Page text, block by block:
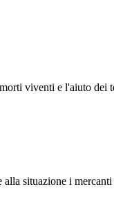
viventi e l'aiuto dei
situazione i